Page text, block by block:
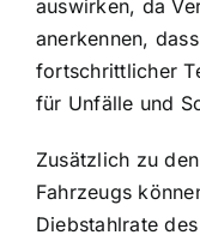
auswirken, da
anerkennen,
fortschrittlicher
für Unfälle und
Zusätzlich zu
Fahrzeugs
Diebstahlrate